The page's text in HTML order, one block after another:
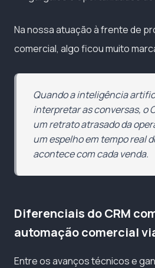
Na nossa atuação à frente de
comercial, algo ficou muito
Quando a inteligência
interpretar as conversas, o
um retrato atrasado da
um espelho em tempo real
acontece com cada venda.
Diferenciais do CRM
automação comercial
Entre os avanços técnicos e